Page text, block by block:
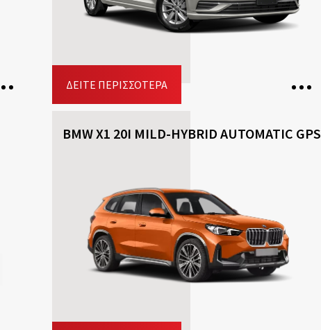
ΔΕΊΤΕ ΠΕΡΙΣΣΌΤΕΡΑ
5 Πόρτες
Κιβώτιο ταχυτήτων: Aυτόματο
Καύσιμο: Βενζίνη
Driving licence: B
BMW X1 20I MILD-HYBRID AUTOMATIC GPS